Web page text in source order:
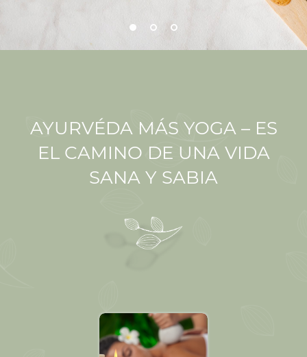
AYURVÉDA MÁS YOGA – ES
EL CAMINO DE UNA VIDA
SANA Y SABIA